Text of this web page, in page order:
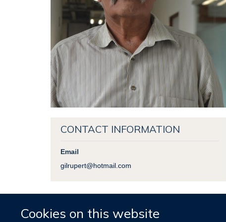
Cookies on this website
CONTACT INFORMATION
Email
gilrupert@hotmail.com